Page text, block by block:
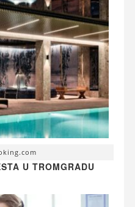
U TROMGRADU